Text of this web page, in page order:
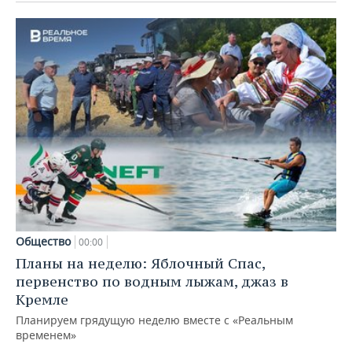
Общество 00:00
Планы на неделю: Яблочный Спас,
первенство по водным лыжам, джаз в
Кремле
Планируем грядущую неделю вместе с «Реальным
временем»